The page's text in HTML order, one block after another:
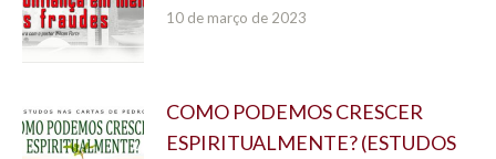
10 de março de 2023
COMO PODEMOS CRESCER
ESPIRITUALMENTE? (ESTUDOS